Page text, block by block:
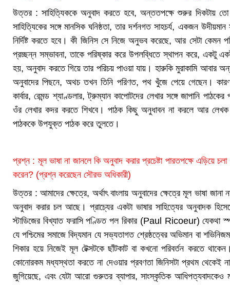
উত্তর : সাহিত্যিককে অনুবাদ করতে হবে, অন্ততপক্ষে শুরুর দিকটায়
সাহিত্যিকের সঙ্গে মানসিক ঘনিষ্ঠতা, তার দর্শনগত সাহচর্য, একজন
নির্দিষ্ট করতে হবে। কী জিনিস সে নিজে অনুভব করেছে, আর সেটা কেমন
প্রচ্ছন্ন সম্ভাবনা, তাকে পরিষ্কার করে উপলব্ধিতে স্থাপন করে, একটু
হয়, অনুবাদ করতে গিয়ে তার পরিচয় পাওয়া যায়। হারুকি মুরাকামি আবার
অনুবাদের পিছনে, অথচ তখন তিনি পরিণত, পথ খুঁজে পেয়ে গেছেন।
কার্বার, রেমন্ড শ্যাণ্ডলার, ট্রুম্যান কাপোটদের লেখার সঙ্গে জাপানি
ওঁর লেখার কদর করতে শিখবে। পাঠক কিছু অনুধাবন না করলে আর লেখক
পাঠককে উপযুক্ত পাঠক করে তুলতে।
প্রশ্ন : মূল ভাষা না জানলে কি অনুবাদ করার প্রচেষ্টা পারতপক্ষে এড়িয়ে
করেন? (প্রশ্ন করেছেন সৌরভ অধিকারী)
উত্তর : আমাদের ক্ষেত্রে, অর্থাৎ বাংলায় অনুবাদের ক্ষেত্রে মূল ভাষা জানা
অনুবাদ করার চল আছে। প্রাচ্যের একটা ভাষার সাহিত্যের অনুবাদক
স্টাডিজের বিখ্যাত ফরাসি পণ্ডিত পল রিকার (Paul Ricoeur) যেকথা
যে পশ্চিমের সমাজে বিদ্যমান যে সভ্যতাগত শ্রেষ্ঠত্বের অভিমান বা
শিকার হয়ে নিজেই মূল টেক্সটকে ছাঁটকাট বা কখনো পরিবর্তন করতে
কোনোরকম মধ্যস্থতা করতে না দেওয়ার প্রবণতা জিনিসটা প্রথম থেকেই
জুগিয়েছে, এবং যেটা আরো গুরুতর ব্যাপার, সাংস্কৃতিক আধিপত্যবাদকেও